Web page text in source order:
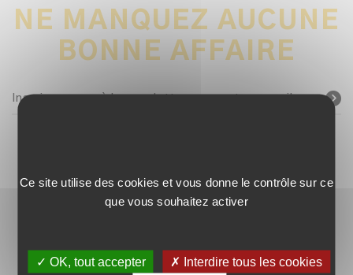
NE MANQUEZ AUCUNE
BONNE AFFAIRE
Inscrivez-vous à la newsletter avec votre e-mail
SUIVEZ-NOUS !
Ce site utilise des cookies et vous donne le contrôle sur ce
que vous souhaitez activer
✓ OK, tout accepter
✗ Interdire tous les cookies